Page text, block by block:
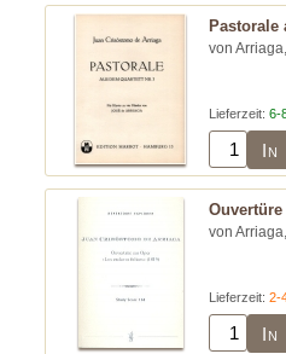
Pastorale
von
Lieferzeit: 6-
In
von
Lieferzeit: 2-
In